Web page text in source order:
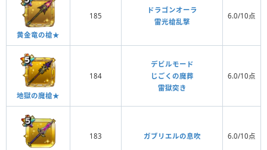
黄金竜の槍★
185
ドラゴンオーラ
雷光槍乱撃
6.0/10点
地獄の魔槍★
184
デビルモード
じごくの魔葬
雷獄突き
6.0/10点
183 ガブリエルの息吹 6.0/10点